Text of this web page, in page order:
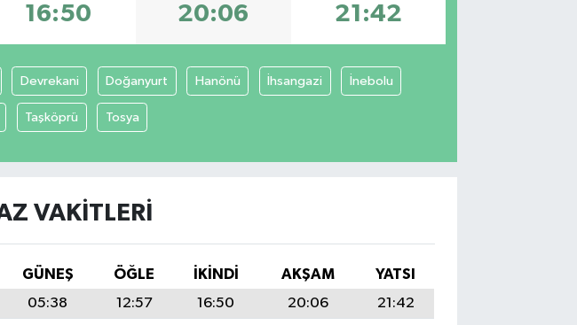
16:50 20:06 21:42
Devrekani Doğanyurt Hanönü İhsangazi İnebolu
Taşköprü Tosya
VAKITLERI
GÜNEŞ ÖĞLE İKINDI AKŞAM
YATSI
05:38 12:57 16:50 20:06
21:42